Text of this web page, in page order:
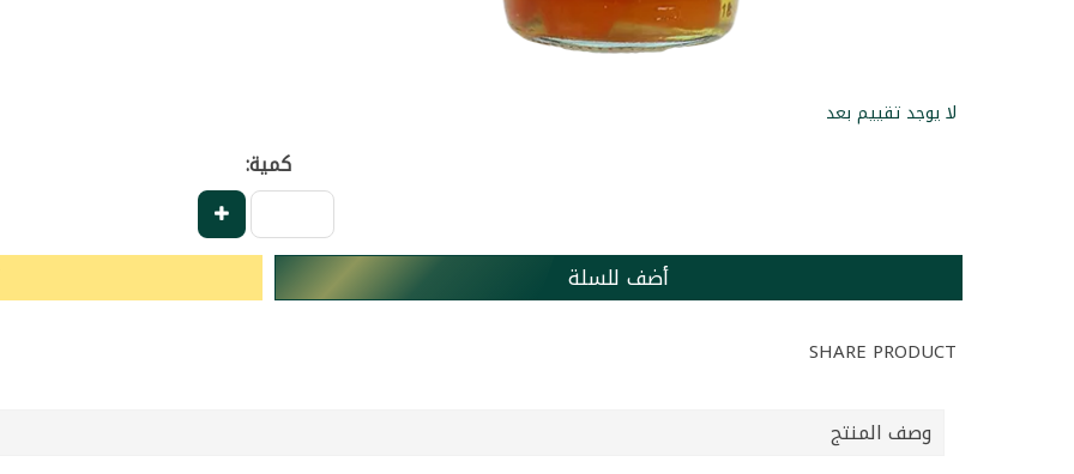
لا يوجد تقييم بعد
كمية:
أضف للسلة
SHARE PRODUCT
وصف المنتج